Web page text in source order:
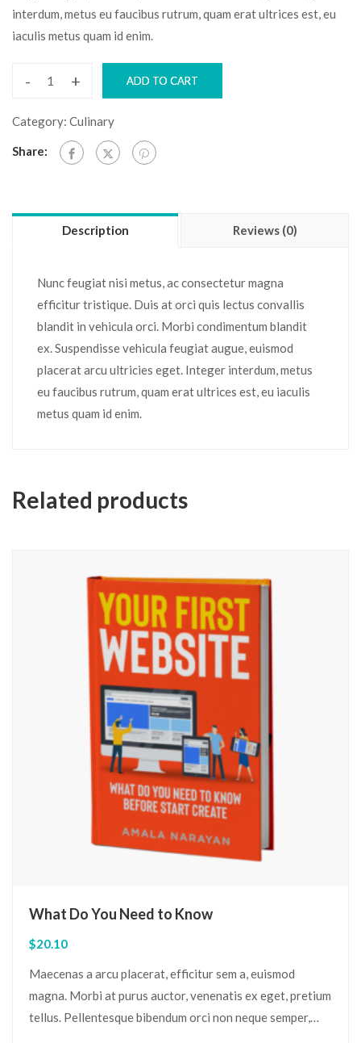
interdum, metus eu faucibus rutrum, quam erat ultrices est, eu
iaculis metus quam id enim.
- + ADD TO CART
Category: Culinary
Share:
Description Reviews (0)
Nunc feugiat nisi metus, ac consectetur magna
efficitur tristique. Duis at orci quis lectus convallis
blandit in vehicula orci. Morbi condimentum blandit
ex. Suspendisse vehicula feugiat augue, euismod
placerat arcu ultricies eget. Integer interdum, metus
eu faucibus rutrum, quam erat ultrices est, eu iaculis
metus quam id enim.
Related products
What Do You Need to Know
$20.10
Maecenas a arcu placerat, efficitur sem a, euismod
magna. Morbi at purus auctor, venenatis ex eget, pretium
tellus. Pellentesque bibendum orci non neque semper,